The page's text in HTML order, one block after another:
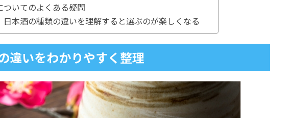
ついてのよくある疑問
日本酒の種類の違いを理解すると選ぶのが楽しくなる
違いをわかりやすく整理